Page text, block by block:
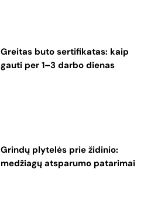
Greitas buto sertifikatas: kaip
gauti per 1–3 darbo dienas
Grindų plytelės prie židinio:
medžiagų atsparumo patarimai